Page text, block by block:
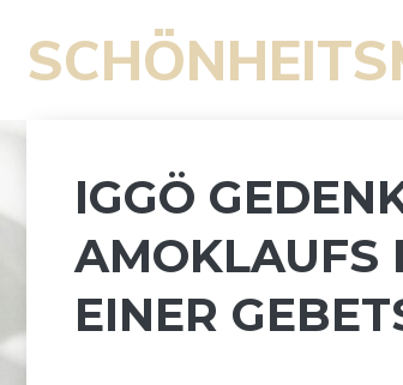
Inhalt
springen
IGGÖ
AMOKLAUFS
EINER